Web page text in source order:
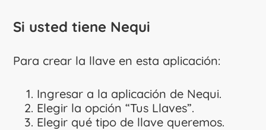
Si usted tiene Nequi
Para crear la llave en esta aplicación:
Ingresar a la aplicación de Nequi.
Elegir la opción “Tus Llaves”.
Elegir qué tipo de llave queremos.